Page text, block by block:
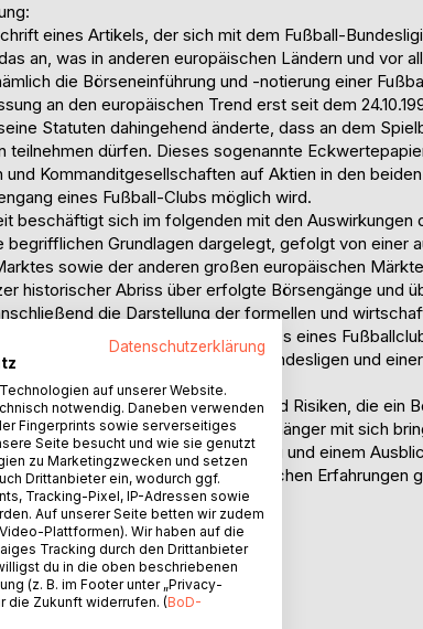
eines Artikels, der sich mit dem Fußball-
an, was in anderen europäischen Ländern und vor
die Börseneinführung und -notierung einer
an den europäischen Trend erst seit dem
Statuten dahingehend änderte, dass an dem
teilnehmen dürfen. Dieses sogenannte
Kommanditgesellschaften auf Aktien in den
eines Fußball-Clubs möglich wird.
beschäftigt sich im folgenden mit den Auswirkungen
begrifflichen Grundlagen dargelegt, gefolgt von einer
sowie der anderen großen europäischen
historischer Abriss über erfolgte Börsengänge und
die Darstellung der formellen und
Durchführung eines potentiellen IPOs eines
über Börsenkandidaten in den Bundesligen und
von Borussia Dortmund.
Gegenüberstellung von Chancen und Risiken, die ein
für den Fußballsport und seine Anhänger mit sich
einer kurzen kritischen Würdigung und einem
Fußball-AGs aufgrund der europäischen Erfahrungen
der Untersuchung1
Datenschutzerklärung
auf unserer Website.
notwendig. Daneben verwenden
Fingerprints sowie serverseitiges
Seite besucht und wie sie genutzt
zu Marketingzwecken und setzen
Drittanbieter ein, wodurch ggf.
Tracking-Pixel, IP-Adressen sowie
Auf unserer Seite betten wir zudem
Plattformen). Wir haben auf die
Tracking durch den Drittanbieter
du in die oben beschriebenen
(z. B. im Footer unter „Privacy-
die Zukunft widerrufen. (BoD-